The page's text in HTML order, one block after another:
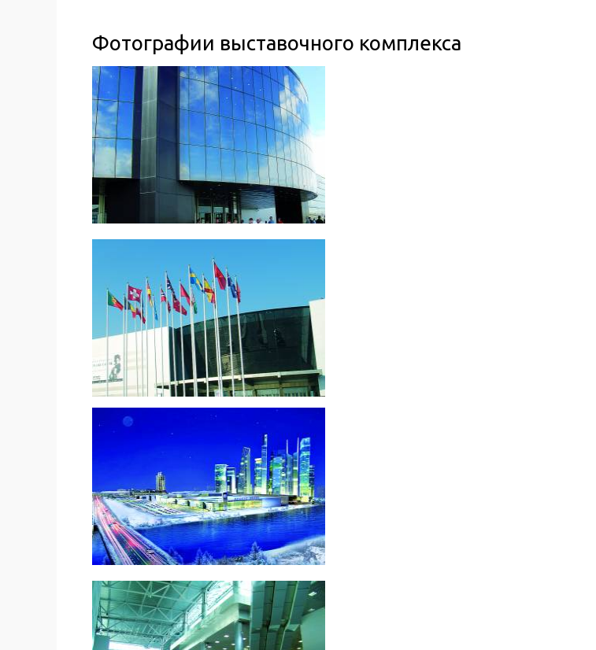
Фотографии выставочного комплекса